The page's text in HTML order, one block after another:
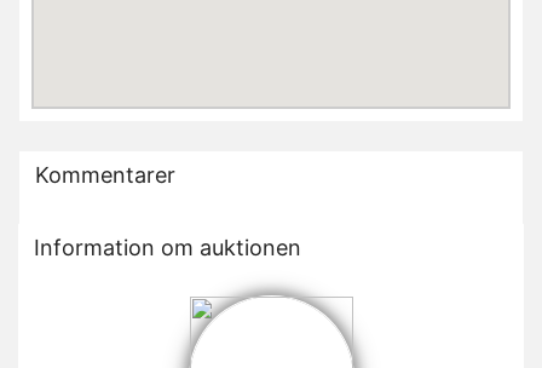
Kommentarer
Information om auktionen